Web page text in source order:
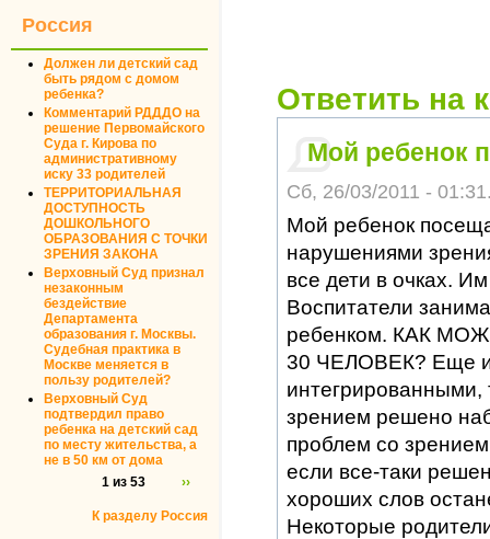
Россия
Должен ли детский сад
быть рядом с домом
ребенка?
Комментарий РДДДО на
решение Первомайского
Суда г. Кирова по
административному
иску 33 родителей
ТЕРРИТОРИАЛЬНАЯ
ДОСТУПНОСТЬ
ДОШКОЛЬНОГО
ОБРАЗОВАНИЯ С ТОЧКИ
ЗРЕНИЯ ЗАКОНА
Верховный Суд признал
незаконным
бездействие
Департамента
образования г. Москвы.
Судебная практика в
Москве меняется в
пользу родителей?
Верховный Суд
подтвердил право
ребенка на детский сад
по месту жительства, а
не в 50 км от дома
1 из 53
››
К разделу Россия
Ответить на
Мой ребенок
Сб, 26/03/2011 -
Мой ребенок
нарушениями
все дети в очках.
Воспитатели
ребенком. КАК
30 ЧЕЛОВЕК? Еще и
интегрированными,
зрением решено
проблем со
если все-таки
хороших слов
Некоторые